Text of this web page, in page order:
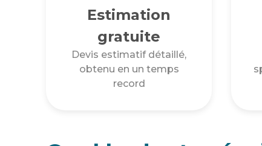
Estimation
gratuite
Devis estimatif détaillé,
obtenu en un temps
record